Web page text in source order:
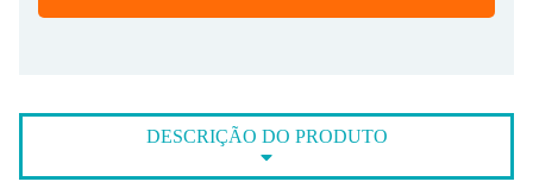
DESCRIÇÃO DO PRODUTO